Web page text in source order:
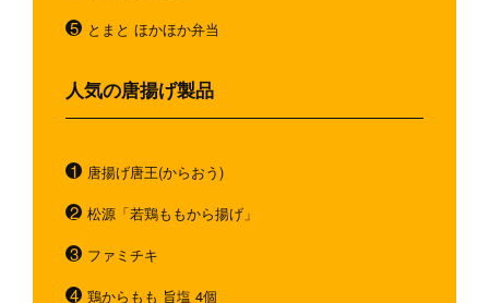
とまと ほかほか弁当
人気の唐揚げ製品
唐揚げ唐王(からおう)
松源「若鶏ももから揚げ」
ファミチキ
鶏からもも 旨塩 4個